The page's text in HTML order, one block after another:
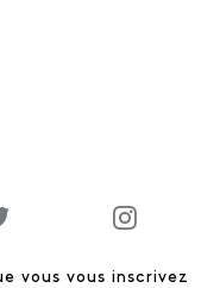
vous vous inscrivez